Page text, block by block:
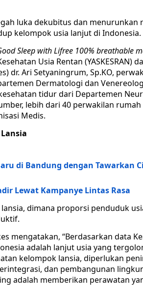
luka dekubitus dan menurunkan
kelompok usia lanjut di Indonesia.
Sleep with Lifree 100% breathable
Usia Rentan (YASKESRAN)
dr. Ari Setyaningrum, Sp.KO,
Dermatologi dan
tidur dari Departemen
lebih dari 40 perwakilan
Medis.
di Bandung dengan Tawarkan
Lewat Kampanye Lintas Rasa
dimana proporsi penduduk
mengatakan, “Berdasarkan data
adalah lanjut usia yang
kelompok lansia, diperlukan
dan pembangunan
adalah memberikan perawatan